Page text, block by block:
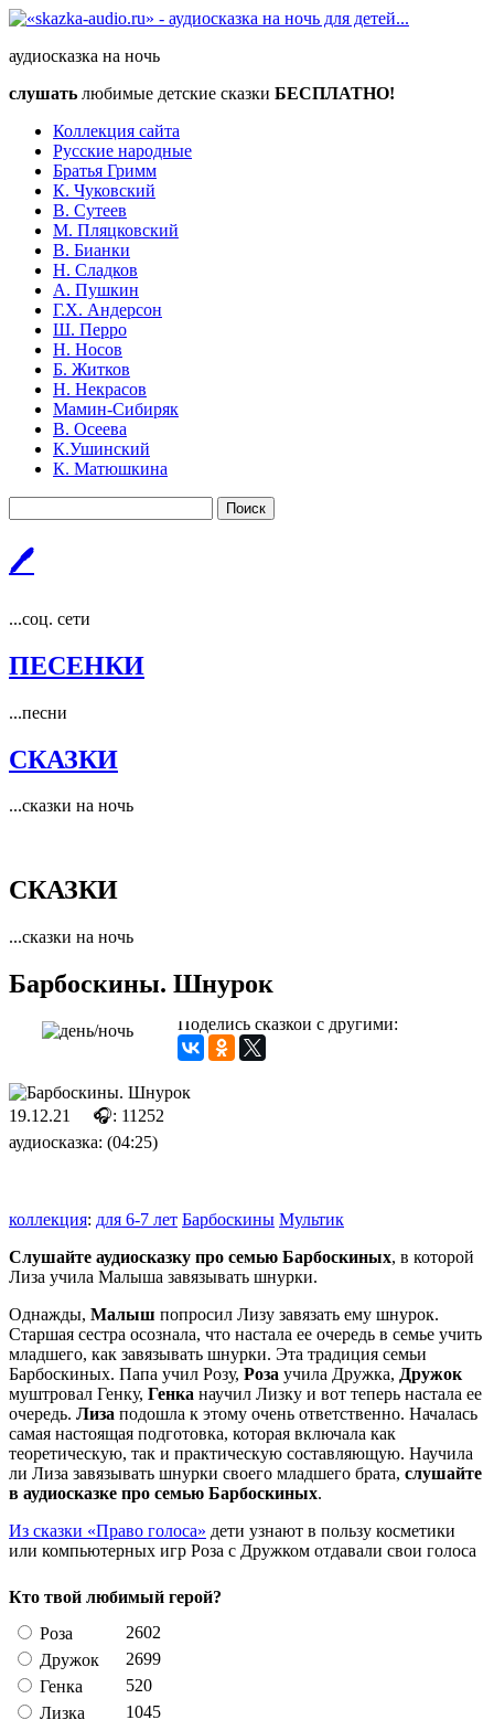
аудиосказка на ночь
слушать любимые детские сказки БЕСПЛАТНО!
Коллекция сайта
Русские народные
Братья Гримм
К. Чуковский
В. Сутеев
М. Пляцковский
В. Бианки
Н. Сладков
А. Пушкин
Г.Х. Андерсон
Ш. Перро
Н. Носов
Б. Житков
Н. Некрасов
Мамин-Сибиряк
В. Осеева
К.Ушинский
К. Матюшкина
Поиск
🖊
...соц. сети
ПЕСЕНКИ
...песни
СКАЗКИ
...сказки на ночь
СКАЗКИ
...сказки на ночь
Барбоскины. Шнурок
Поделись сказкой с другими:
19.12.21
🎧: 11252
аудиосказка: (04:25)
коллекция: для 6-7 лет Барбоскины Мультик
Слушайте аудиосказку про семью Барбоскиных, в которой
Лиза учила Малыша завязывать шнурки.
Однажды, Малыш попросил Лизу завязать ему шнурок.
Старшая сестра осознала, что настала ее очередь в семье учить
младшего, как завязывать шнурки. Эта традиция семьи
Барбоскиных. Папа учил Розу, Роза учила Дружка, Дружок
муштровал Генку, Генка научил Лизку и вот теперь настала ее
очередь. Лиза подошла к этому очень ответственно. Началась
самая настоящая подготовка, которая включала как
теоретическую, так и практическую составляющую. Научила
ли Лиза завязывать шнурки своего младшего брата, слушайте
в аудиосказке про семью Барбоскиных.
Из сказки «Право голоса» дети узнают в пользу косметики
или компьютерных игр Роза с Дружком отдавали свои голоса
Кто твой любимый герой?
Роза
2602
Дружок
2699
Генка
520
Лизка
1045